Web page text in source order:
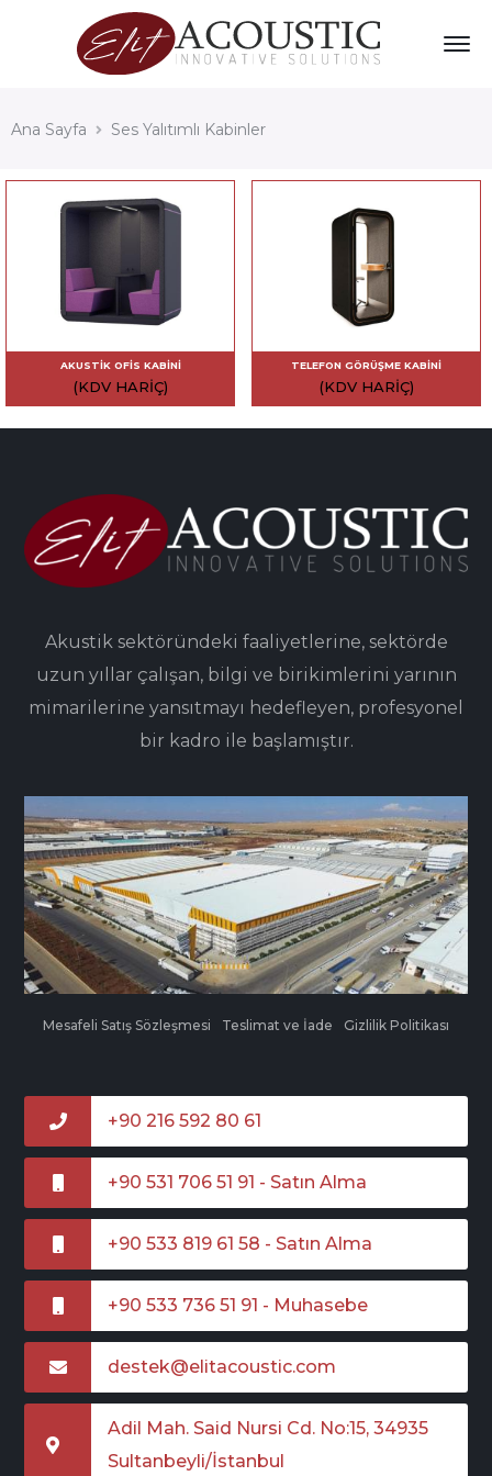
Ana Sayfa Ses Yalıtımlı Kabinler
AKUSTIK OFIS KABINI
(KDV HARIÇ)
TELEFON GÖRÜŞME KABINI
(KDV HARIÇ)
Akustik sektöründeki faaliyetlerine, sektörde
uzun yıllar çalışan, bilgi ve birikimlerini yarının
mimarilerine yansıtmayı hedefleyen, profesyonel
bir kadro ile başlamıştır.
Mesafeli Satış Sözleşmesi Teslimat ve İade Gizlilik Politikası
+90 216 592 80 61
+90 531 706 51 91 - Satın Alma
+90 533 819 61 58 - Satın Alma
+90 533 736 51 91 - Muhasebe
destek@elitacoustic.com
Adil Mah. Said Nursi Cd. No:15, 34935
Sultanbeyli/İstanbul